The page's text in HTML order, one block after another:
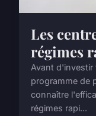
Les
régimes
Avant
programme de
connaître
régimes rapi...